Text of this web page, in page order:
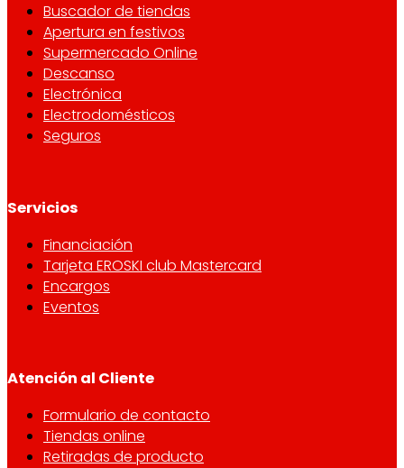
Buscador de tiendas
Apertura en festivos
Supermercado Online
Descanso
Electrónica
Electrodomésticos
Seguros
Servicios
Financiación
Tarjeta EROSKI club Mastercard
Encargos
Eventos
Atención al Cliente
Formulario de contacto
Tiendas online
Retiradas de producto